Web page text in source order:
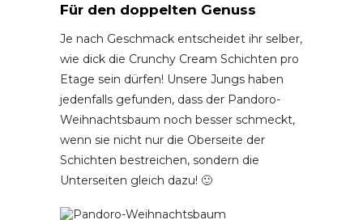
Für den doppelten Genuss
Je nach Geschmack entscheidet ihr selber,
wie dick die Crunchy Cream Schichten pro
Etage sein dürfen! Unsere Jungs haben
jedenfalls gefunden, dass der Pandoro-
Weihnachtsbaum noch besser schmeckt,
wenn sie nicht nur die Oberseite der
Schichten bestreichen, sondern die
Unterseiten gleich dazu! 🙂